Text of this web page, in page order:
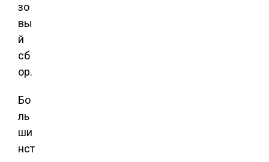
зо
вы
й
сб
ор.
Бо
ль
ши
нст